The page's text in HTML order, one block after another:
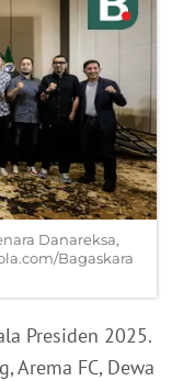
Danareksa,
Bagaskara
Presiden 2025.
Arema FC, Dewa